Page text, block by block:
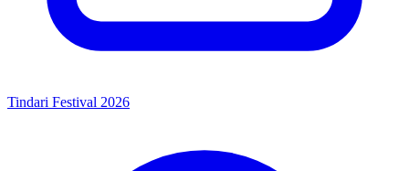
Tindari Festival 2026